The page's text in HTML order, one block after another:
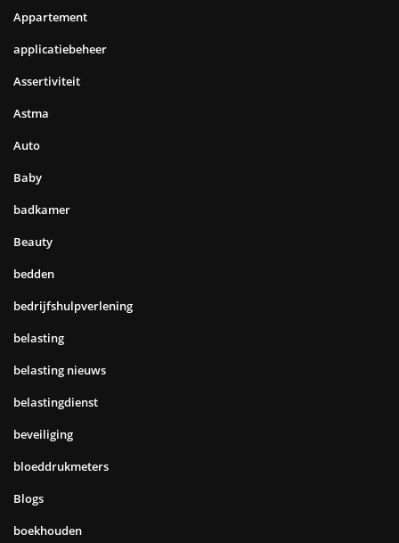
Appartement
applicatiebeheer
Assertiviteit
Astma
Auto
Baby
badkamer
Beauty
bedden
bedrijfshulpverlening
belasting
belasting nieuws
belastingdienst
beveiliging
bloeddrukmeters
Blogs
boekhouden